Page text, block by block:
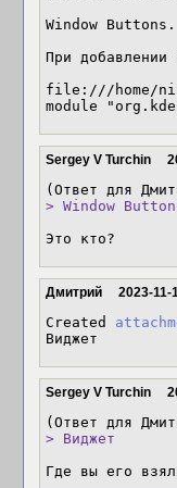
Window
При
file:///home/
module
Sergey V Turchin
(Ответ для
> Window
Это кто?
Дмитрий 2023-11-
Created
Виджет
Sergey V Turchin
(Ответ для
> Виджет
Где вы его